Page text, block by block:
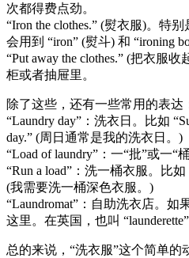
次都得费点劲。
“Iron the clothes.” (熨衣服)。特
会用到 “iron” (熨斗) 和 “ironing
“Put away the clothes.” (把衣服
柜或者抽屉里。
除了这些，还有一些常用的表达
“Laundry day”：洗衣日。比如
day.” (周日通常是我的洗衣日。)
“Load of laundry”：一“批”或一“
“Run a load”：洗一桶衣服。比如
(我需要洗一桶深色衣服。)
“Laundromat”：自助洗衣店。
这里。在英国，也叫 “launderette”
总的来说，“洗衣服”这个简单